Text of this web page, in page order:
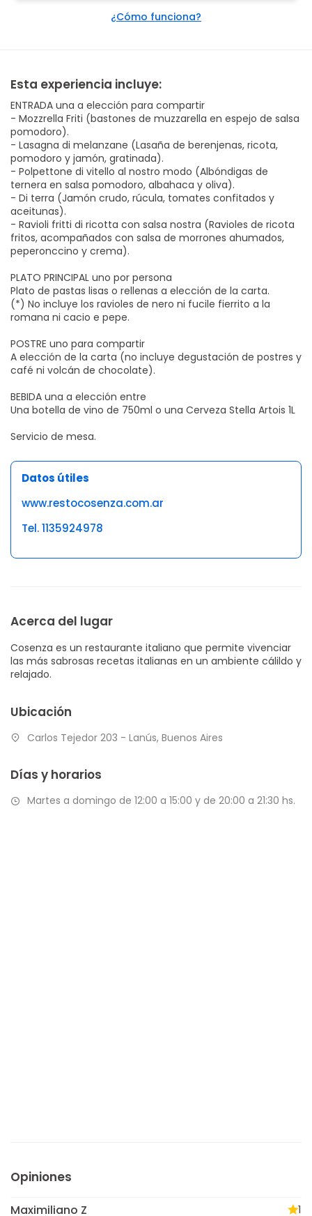
¿Cómo funciona?
Esta experiencia incluye:
ENTRADA una a elección para compartir
- Mozzrella Friti (bastones de muzzarella en espejo de salsa
pomodoro).
- Lasagna di melanzane (Lasaña de berenjenas, ricota,
pomodoro y jamón, gratinada).
- Polpettone di vitello al nostro modo (Albóndigas de
ternera en salsa pomodoro, albahaca y oliva).
- Di terra (Jamón crudo, rúcula, tomates confitados y
aceitunas).
- Ravioli fritti di ricotta con salsa nostra (Ravioles de ricota
fritos, acompañados con salsa de morrones ahumados,
peperonccino y crema).
PLATO PRINCIPAL uno por persona
Plato de pastas lisas o rellenas a elección de la carta.
(*) No incluye los ravioles de nero ni fucile fierrito a la
romana ni cacio e pepe.
POSTRE uno para compartir
A elección de la carta (no incluye degustación de postres y
café ni volcán de chocolate).
BEBIDA una a elección entre
Una botella de vino de 750ml o una Cerveza Stella Artois 1L
Servicio de mesa.
Datos útiles
www.restocosenza.com.ar
Tel. 1135924978
Acerca del lugar
Cosenza es un restaurante italiano que permite vivenciar
las más sabrosas recetas italianas en un ambiente cálildo y
relajado.
Ubicación
Carlos Tejedor 203 - Lanús, Buenos Aires
Días y horarios
Martes a domingo de 12:00 a 15:00 y de 20:00 a 21:30 hs.
Opiniones
Maximiliano Z 1